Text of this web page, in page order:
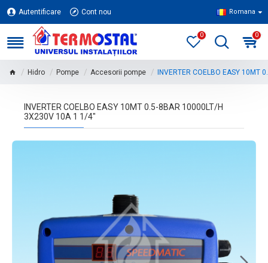
Autentificare Cont nou Romana
0 0
Hidro Pompe Accesorii pompe INVERTER COELBO EASY 10MT
INVERTER COELBO EASY 10MT 0.5-8BAR 10000LT/H
3X230V 10A 1 1/4"